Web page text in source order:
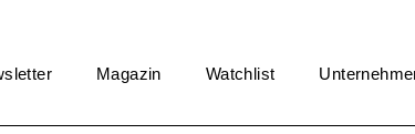
Magazin Watchlist